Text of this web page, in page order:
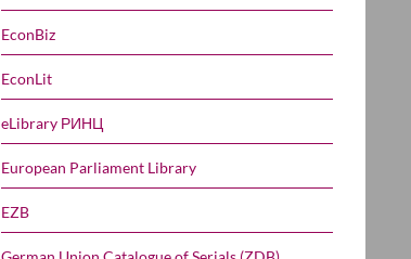
EconBiz
EconLit
eLibrary РИНЦ
European Parliament Library
EZB